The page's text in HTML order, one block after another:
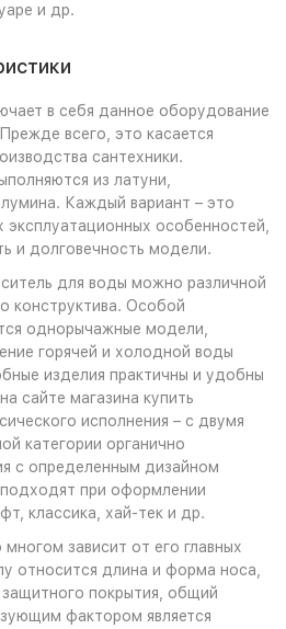
и др.
в себя данное оборудование
всего, это касается
сантехники.
из латуни,
Каждый вариант – это
эксплуатационных особенностей,
и долговечность модели.
для воды можно различной
конструктива. Особой
однорычажные модели,
горячей и холодной воды
изделия практичны и удобны
сайте магазина купить
исполнения – с двумя
категории органично
с определенным дизайном
при оформлении
классика, хай-тек и др.
зависит от его главных
относится длина и форма носа,
защитного покрытия, общий
фактором является